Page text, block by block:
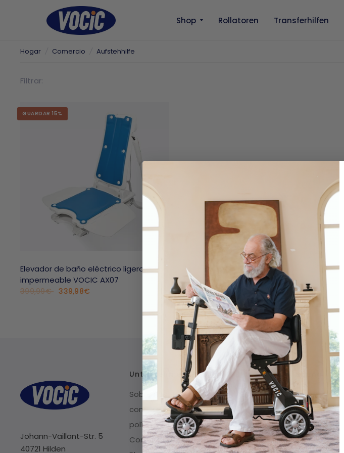
Shop Rollatoren Transferhilfen
Hogar Comercio Aufstehhilfe
Filtrar:
GUARDAR 15%
Elevador de baño eléctrico ligero e
impermeable VOCIC AX07
399,99€ 339,98€
Johann-Vaillant-Str. 5
40721 Hilden
Unternehmen
Sobre nosotros
contacto
política de privacidad
Condiciones de servicio
Hilfe zur Bestellung
Sendungsverfolgung
Política de devolución
de 30 días
Opciones de pago